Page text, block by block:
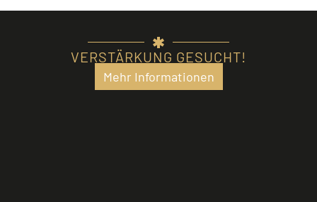
VERSTÄRKUNG GESUCHT!
Mehr Informationen